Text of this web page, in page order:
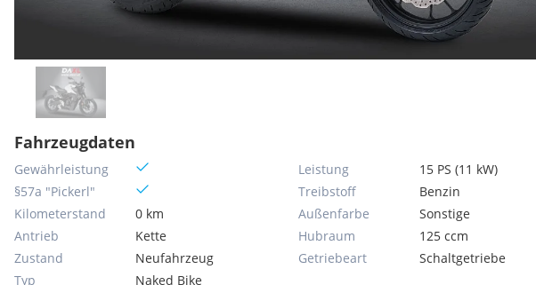
Fahrzeugdaten
Gewährleistung
§57a "Pickerl"
Kilometerstand
0 km
Antrieb
Kette
Zustand
Neufahrzeug
Typ
Naked Bike
Leistung
15 PS (11 kW)
Treibstoff
Benzin
Außenfarbe
Sonstige
Hubraum
125 ccm
Getriebeart
Schaltgetriebe